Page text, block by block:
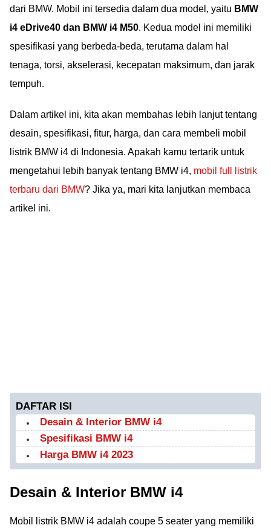
dari BMW. Mobil ini tersedia dalam dua model, yaitu BMW
i4 eDrive40 dan BMW i4 M50. Kedua model ini memiliki
spesifikasi yang berbeda-beda, terutama dalam hal
tenaga, torsi, akselerasi, kecepatan maksimum, dan jarak
tempuh.
Dalam artikel ini, kita akan membahas lebih lanjut tentang
desain, spesifikasi, fitur, harga, dan cara membeli mobil
listrik BMW i4 di Indonesia. Apakah kamu tertarik untuk
mengetahui lebih banyak tentang BMW i4, mobil full listrik
terbaru dari BMW? Jika ya, mari kita lanjutkan membaca
artikel ini.
DAFTAR ISI
Desain & Interior BMW i4
Spesifikasi BMW i4
Harga BMW i4 2023
Desain & Interior BMW i4
Mobil listrik BMW i4 adalah coupe 5 seater yang memiliki